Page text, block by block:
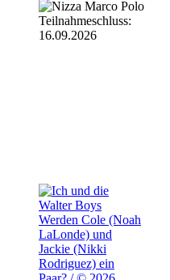
Teilnahmeschluss:
16.09.2026
Werden Cole (Noah
LaLonde) und
Jackie (Nikki
Rodriguez) ein